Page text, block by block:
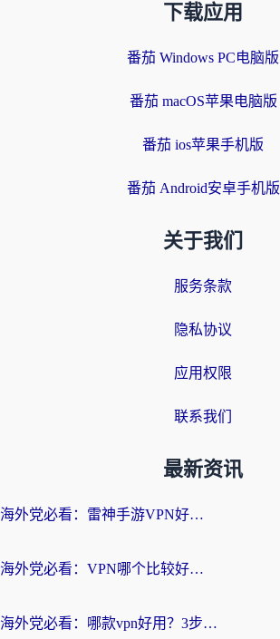
下载应用
番茄 Windows PC电脑版
番茄 macOS苹果电脑版
番茄 ios苹果手机版
番茄 Android安卓手机版
关于我们
服务条款
隐私协议
应用权限
联系我们
最新资讯
海外党必看：雷神手游VPN好用吗？和天速回国VPN对比哪个回国效果更好？附实用加速器选择指南
海外党必看：VPN哪个比较好用？3分钟找到适合你的回国加速方案
海外党必看：哪款vpn好用？3步选对回国加速器，无缝刷剧玩游戏